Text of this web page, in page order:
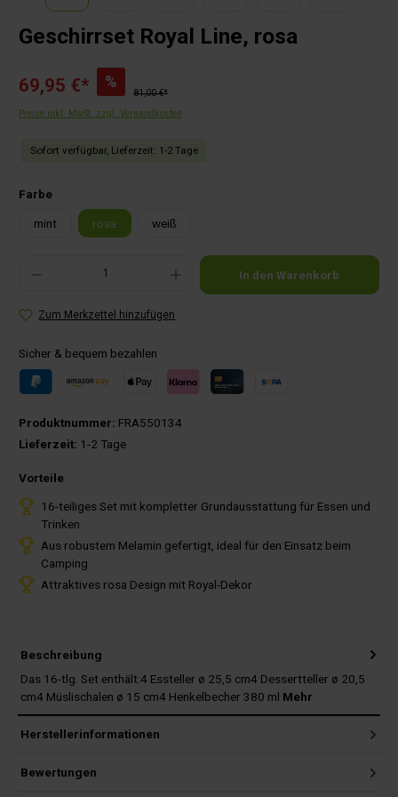
Geschirrset Royal Line, rosa
69,95 €* %
81,00 €*
Preise inkl. MwSt. zzgl. Versandkosten
Sofort verfügbar, Lieferzeit: 1-2 Tage
Farbeauswählen
mint rosa weiß
Produkt Anzahl: Gib den gewünschten Wert ein oder benutze die Schaltflächen um die
In den Warenkorb
Zum Merkzettel hinzufügen
Sicher & bequem bezahlen
Produktnummer: FRA550134
Lieferzeit: 1-2 Tage
Vorteile
16-teiliges Set mit kompletter Grundausstattung für Essen und
Trinken
Aus robustem Melamin gefertigt, ideal für den Einsatz beim
Camping
Attraktives rosa Design mit Royal-Dekor
Beschreibung
Das 16-tlg. Set enthält:4 Essteller ø 25,5 cm4 Dessertteller ø 20,5
cm4 Müslischalen ø 15 cm4 Henkelbecher 380 ml Mehr
Herstellerinformationen
Bewertungen